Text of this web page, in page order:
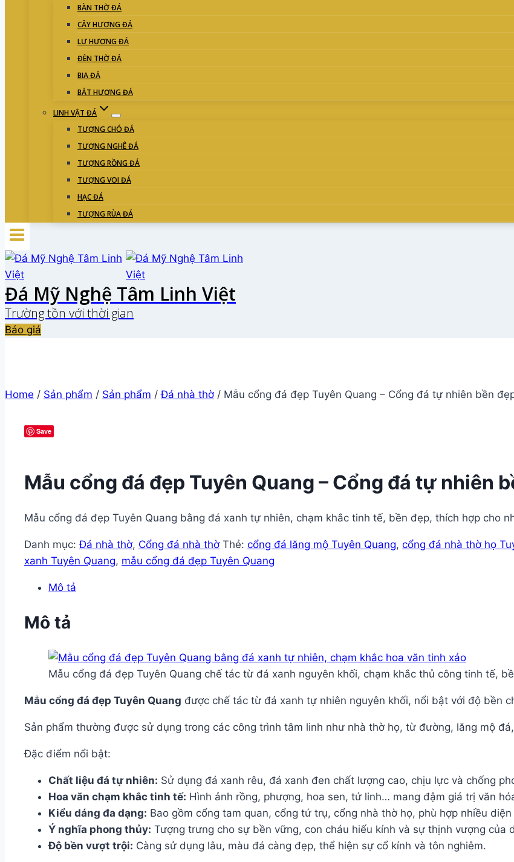
BÀN THỜ ĐÁ
CÂY HƯƠNG ĐÁ
LƯ HƯƠNG ĐÁ
ĐÈN THỜ ĐÁ
BIA ĐÁ
BÁT HƯƠNG ĐÁ
LINH VẬT ĐÁ
TƯỢNG CHÓ ĐÁ
TƯỢNG NGHÊ ĐÁ
TƯỢNG RỒNG ĐÁ
TƯỢNG VOI ĐÁ
HẠC ĐÁ
TƯỢNG RÙA ĐÁ
Đá Mỹ Nghệ Tâm Linh Việt
Trường tồn với thời gian
Báo giá
Home / Sản phẩm / Sản phẩm / Đá nhà thờ / Mẫu cổng đá đẹp Tuyên Quang – Cổng đá tự nhiên bền
Save
Mẫu cổng đá đẹp Tuyên Quang – Cổng đá tự nhiên
Mẫu cổng đá đẹp Tuyên Quang bằng đá xanh tự nhiên, chạm khắc tinh tế, bền đẹp, thích hợp cho
Danh mục:Đá nhà thờ, Cổng đá nhà thờ Thẻ: cổng đá lăng mộ Tuyên Quang, cổng đá nhà thờ họ
xanh Tuyên Quang, mẫu cổng đá đẹp Tuyên Quang
Mô tả
Mô tả
Mẫu cổng đá đẹp Tuyên Quang chế tác từ đá xanh nguyên khối, chạm khắc thủ công tinh tế,
Mẫu cổng đá đẹp Tuyên Quang được chế tác từ đá xanh tự nhiên nguyên khối, nổi bật với độ bền
Sản phẩm thường được sử dụng trong các công trình tâm linh như nhà thờ họ, từ đường, lăng mộ
Đặc điểm nổi bật:
Chất liệu đá tự nhiên: Sử dụng đá xanh rêu, đá xanh đen chất lượng cao, chịu lực và chống
Hoa văn chạm khắc tinh tế: Hình ảnh rồng, phượng, hoa sen, tứ linh… mang đậm giá trị văn
Kiểu dáng đa dạng: Bao gồm cổng tam quan, cổng tứ trụ, cổng nhà thờ họ, phù hợp nhiều
Ý nghĩa phong thủy: Tượng trưng cho sự bền vững, con cháu hiếu kính và sự thịnh vượng của
Độ bền vượt trội: Càng sử dụng lâu, màu đá càng đẹp, thể hiện sự cổ kính và tôn nghiêm.